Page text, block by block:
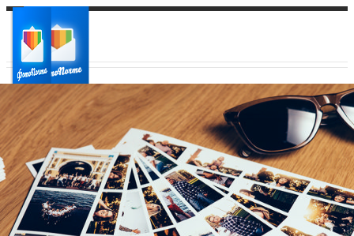
Ваш город:
Ваш регион доставки
Выберите из списка: